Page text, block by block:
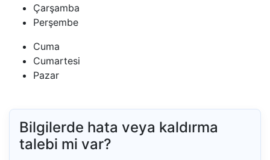
Çarşamba
Perşembe
Cuma
Cumartesi
Pazar
Bilgilerde hata veya kaldırma
talebi mi var?